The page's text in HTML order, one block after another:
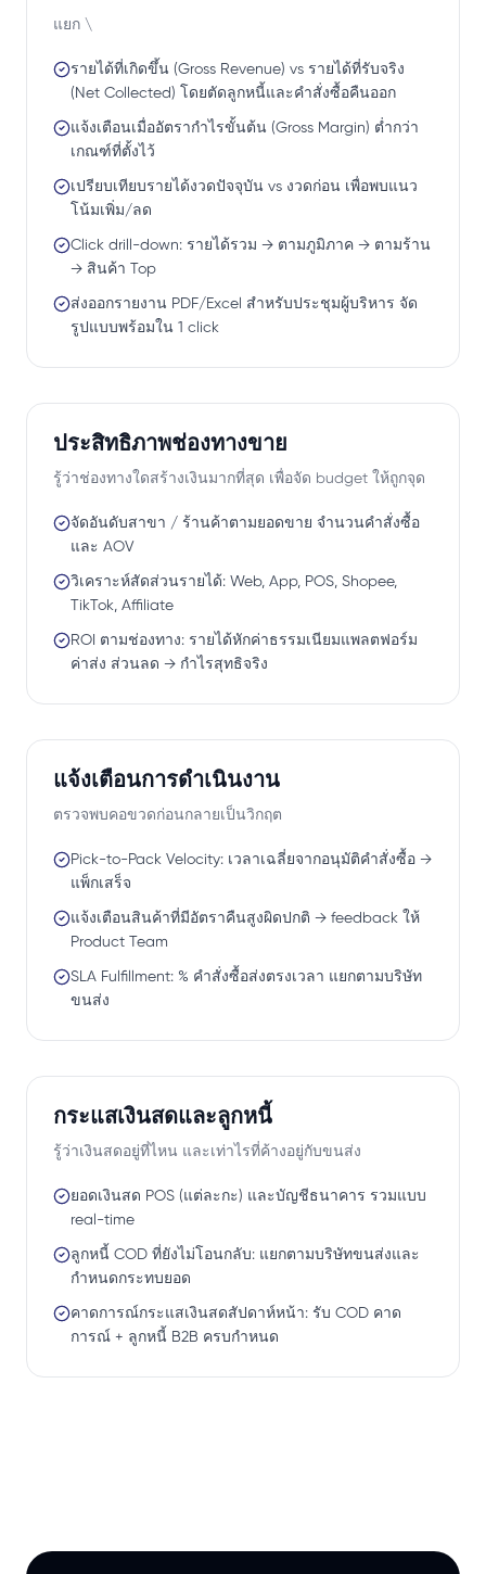
แยก \
รายได้ที่เกิดขึ้น (Gross Revenue) vs รายได้ที่รับจริง
(Net Collected) โดยตัดลูกหนี้และคำสั่งซื้อคืนออก
แจ้งเตือนเมื่ออัตรากำไรขั้นต้น (Gross Margin) ต่ำกว่า
เกณฑ์ที่ตั้งไว้
เปรียบเทียบรายได้งวดปัจจุบัน vs งวดก่อน เพื่อพบแนว
โน้มเพิ่ม/ลด
Click drill-down: รายได้รวม → ตามภูมิภาค → ตามร้าน
→ สินค้า Top
ส่งออกรายงาน PDF/Excel สำหรับประชุมผู้บริหาร จัด
รูปแบบพร้อมใน 1 click
ประสิทธิภาพช่องทางขาย
รู้ว่าช่องทางใดสร้างเงินมากที่สุด เพื่อจัด budget ให้ถูกจุด
จัดอันดับสาขา / ร้านค้าตามยอดขาย จำนวนคำสั่งซื้อ
และ AOV
วิเคราะห์สัดส่วนรายได้: Web, App, POS, Shopee,
TikTok, Affiliate
ROI ตามช่องทาง: รายได้หักค่าธรรมเนียมแพลตฟอร์ม
ค่าส่ง ส่วนลด → กำไรสุทธิจริง
แจ้งเตือนการดำเนินงาน
ตรวจพบคอขวดก่อนกลายเป็นวิกฤต
Pick-to-Pack Velocity: เวลาเฉลี่ยจากอนุมัติคำสั่งซื้อ →
แพ็กเสร็จ
แจ้งเตือนสินค้าที่มีอัตราคืนสูงผิดปกติ → feedback ให้
Product Team
SLA Fulfillment: % คำสั่งซื้อส่งตรงเวลา แยกตามบริษัท
ขนส่ง
กระแสเงินสดและลูกหนี้
รู้ว่าเงินสดอยู่ที่ไหน และเท่าไรที่ค้างอยู่กับขนส่ง
ยอดเงินสด POS (แต่ละกะ) และบัญชีธนาคาร รวมแบบ
real-time
ลูกหนี้ COD ที่ยังไม่โอนกลับ: แยกตามบริษัทขนส่งและ
กำหนดกระทบยอด
คาดการณ์กระแสเงินสดสัปดาห์หน้า: รับ COD คาด
การณ์ + ลูกหนี้ B2B ครบกำหนด